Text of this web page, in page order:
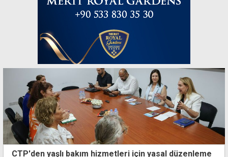
CTP'den yaşlı bakım hizmetleri için yasal düzenleme